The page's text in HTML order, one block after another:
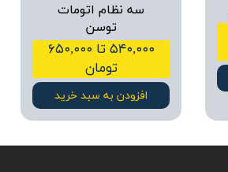
سه نظام اتومات
توسن
۵۴۰,۰۰۰ تا ۶۵۰,۰۰۰
تومان
افزودن به سبد خرید